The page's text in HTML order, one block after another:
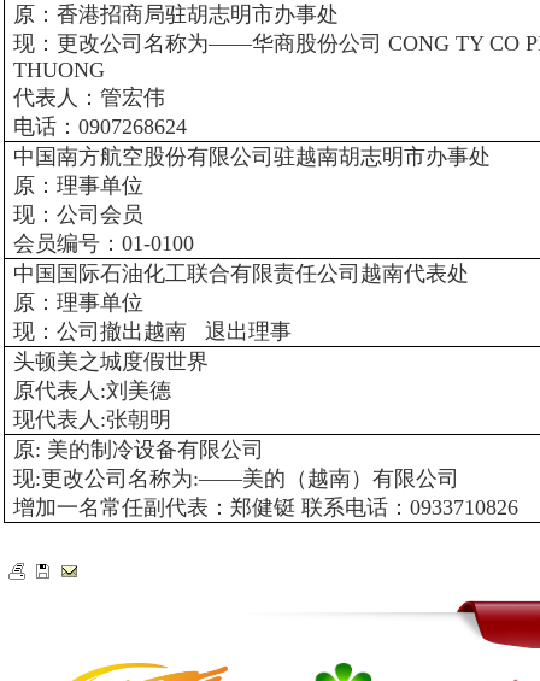
原：香港招商局驻胡志明市办事处
现：更改公司名称为——华商股份公司 CONG TY CO
THUONG
代表人：管宏伟
电话：0907268624
中国南方航空股份有限公司驻越南胡志明市办事处
原：理事单位
现：公司会员
会员编号：01-0100
中国国际石油化工联合有限责任公司越南代表处
原：理事单位
现：公司撤出越南 退出理事
头顿美之城度假世界
原代表人:刘美德
现代表人:张朝明
原: 美的制冷设备有限公司
现:更改公司名称为:——美的（越南）有限公司
增加一名常任副代表：郑健铤 联系电话：0933710826